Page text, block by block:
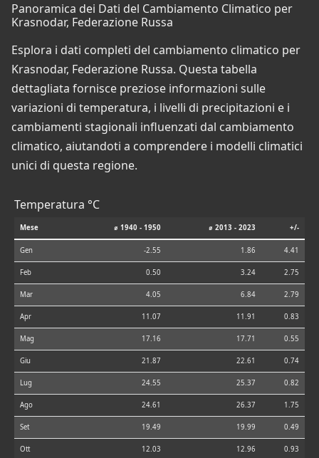
Panoramica dei Dati del Cambiamento Climatico per
Krasnodar, Federazione Russa
Esplora i dati completi del cambiamento climatico per
Krasnodar, Federazione Russa. Questa tabella
dettagliata fornisce preziose informazioni sulle
variazioni di temperatura, i livelli di precipitazioni e i
cambiamenti stagionali influenzati dal cambiamento
climatico, aiutandoti a comprendere i modelli climatici
unici di questa regione.
Temperatura °C
Mese ⌀ 1940 - 1950 ⌀ 2013 - 2023 +/-
Gen -2.55 1.86 4.41
Feb 0.50 3.24 2.75
Mar 4.05 6.84 2.79
Apr 11.07 11.91 0.83
Mag 17.16 17.71 0.55
Giu 21.87 22.61 0.74
Lug 24.55 25.37 0.82
Ago 24.61 26.37 1.75
Set 19.49 19.99 0.49
Ott 12.03 12.96 0.93